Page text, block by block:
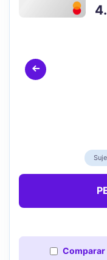
Comparar